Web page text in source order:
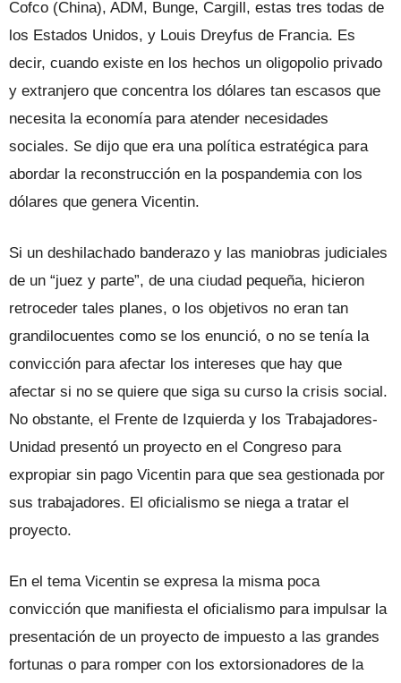
Cofco (China), ADM, Bunge, Cargill, estas tres todas de
los Estados Unidos, y Louis Dreyfus de Francia. Es
decir, cuando existe en los hechos un oligopolio privado
y extranjero que concentra los dólares tan escasos que
necesita la economía para atender necesidades
sociales. Se dijo que era una política estratégica para
abordar la reconstrucción en la pospandemia con los
dólares que genera Vicentin.
Si un deshilachado banderazo y las maniobras judiciales
de un “juez y parte”, de una ciudad pequeña, hicieron
retroceder tales planes, o los objetivos no eran tan
grandilocuentes como se los enunció, o no se tenía la
convicción para afectar los intereses que hay que
afectar si no se quiere que siga su curso la crisis social.
No obstante, el Frente de Izquierda y los Trabajadores-
Unidad presentó un proyecto en el Congreso para
expropiar sin pago Vicentin para que sea gestionada por
sus trabajadores. El oficialismo se niega a tratar el
proyecto.
En el tema Vicentin se expresa la misma poca
convicción que manifiesta el oficialismo para impulsar la
presentación de un proyecto de impuesto a las grandes
fortunas o para romper con los extorsionadores de la